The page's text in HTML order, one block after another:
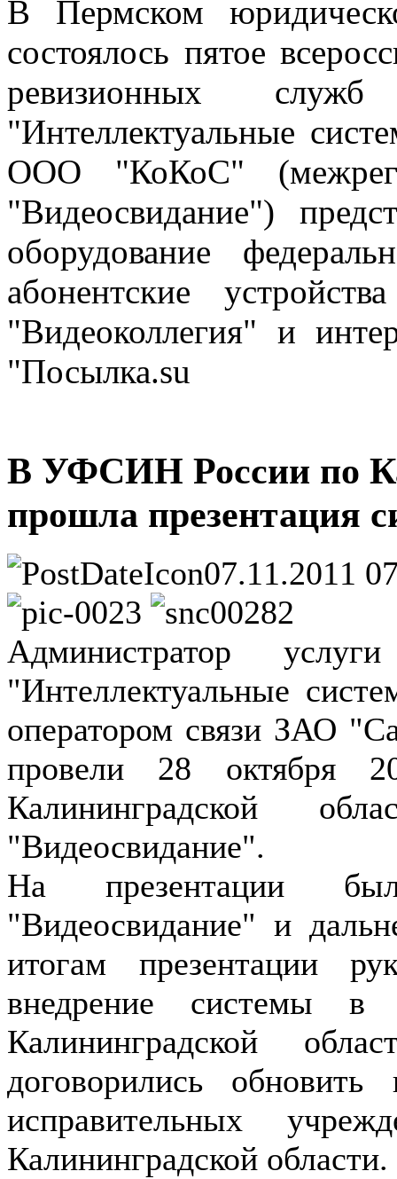
В Пермском
состоялось пятое
ревизионных
"Интеллектуальные
ООО "КоКоС"
"Видеосвидание")
оборудование
абонентские
"Видеоколлегия" и
"Посылка.su
В УФСИН России по
прошла презентация
07.11.2011
Администратор
"Интеллектуальные
оператором связи ЗАО
провели 28 октября
Калининградской
"Видеосвидание".
На презентации
"Видеосвидание" и
итогам презентации
внедрение системы в
Калининградской
договорились
исправительных
Калининградской области.